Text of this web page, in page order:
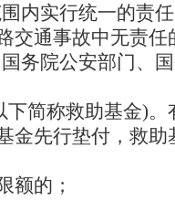
内实行统一的责
通事故中无责任
务院公安部门、
简称救助基金)
先行垫付，救
额的；